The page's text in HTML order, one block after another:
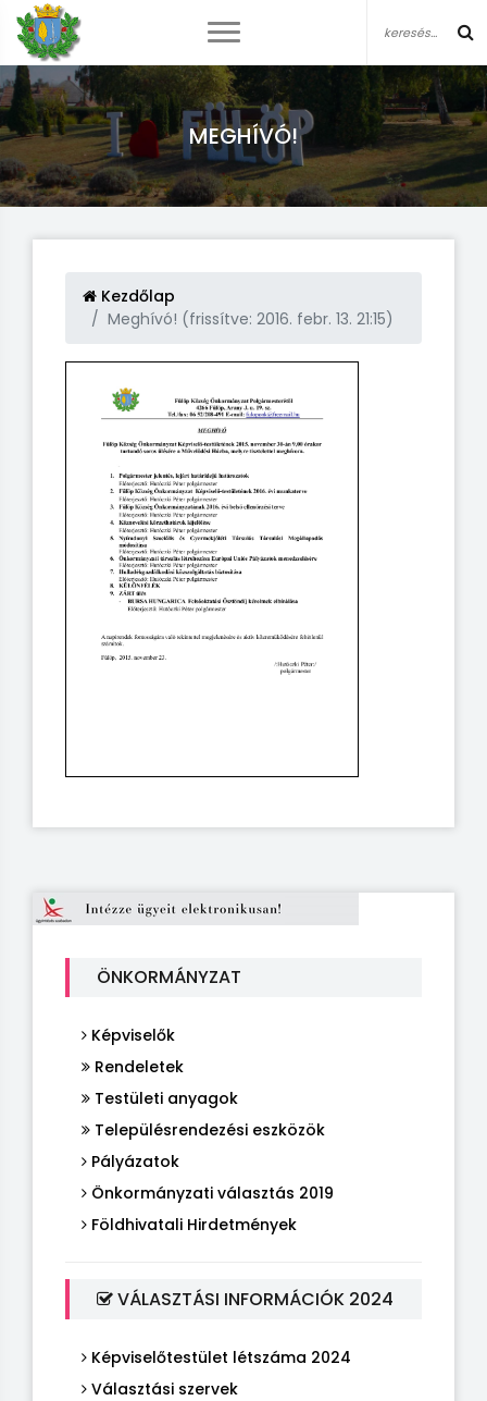
MEGHÍVÓ!
ÖNKORMÁNYZAT
Képviselők
Rendeletek
Testületi anyagok
Településrendezési eszközök
Pályázatok
Önkormányzati választás 2019
Földhivatali Hirdetmények
VÁLASZTÁSI INFORMÁCIÓK 2024
Képviselőtestület létszáma 2024
Választási szervek
Kezdőlap
Meghívó! (frissítve: 2016. febr. 13. 21:15)